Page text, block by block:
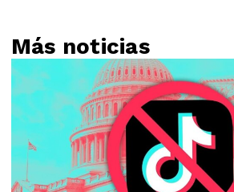
Más noticias